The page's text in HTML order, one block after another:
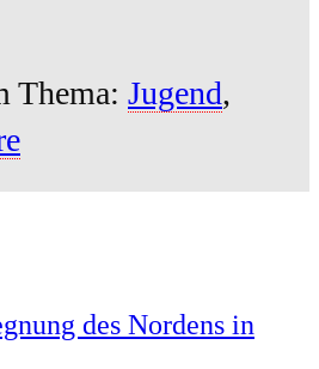
Thema: Jugend,
des Nordens in